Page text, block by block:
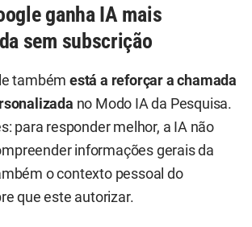
ganha IA mais
sem subscrição
também está a reforçar a chamada
no Modo IA da Pesquisa.
para responder melhor, a IA não
informações gerais da
o contexto pessoal do
que este autorizar.